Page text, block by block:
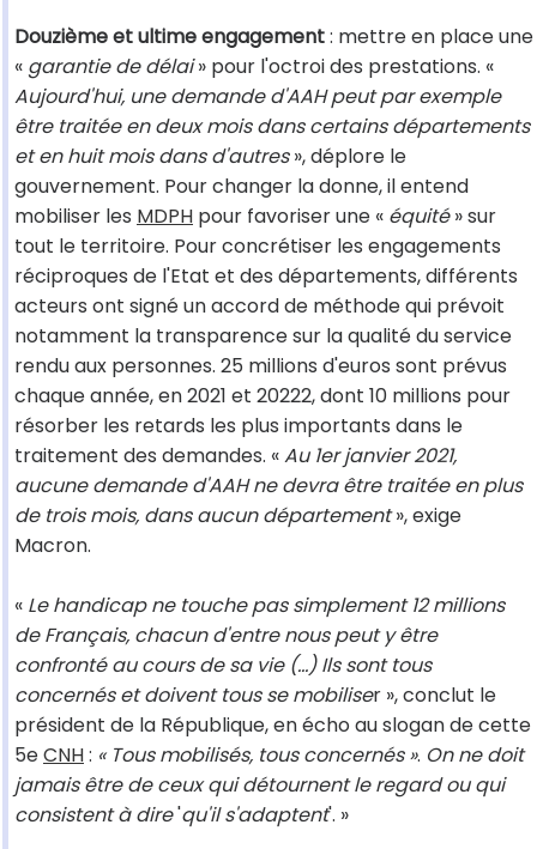
Douzième et ultime engagement: mettre en place une
« garantie de délai» pour l'octroi des prestations. «
Aujourd'hui, une demande d'AAH peut par exemple
être traitée en deux mois dans certains départements
et en huit mois dans d'autres», déplore le
gouvernement. Pour changer la donne, il entend
mobiliser les MDPH pour favoriser une « équité» sur
tout le territoire. Pour concrétiser les engagements
réciproques de l'Etat et des départements, différents
acteurs ont signé un accord de méthode qui prévoit
notamment la transparence sur la qualité du service
rendu aux personnes. 25 millions d'euros sont prévus
chaque année, en 2021 et 20222, dont 10 millions pour
résorber les retards les plus importants dans le
traitement des demandes. «Au 1er janvier 2021,
aucune demande d'AAH ne devra être traitée en plus
de trois mois, dans aucun département», exige
Macron.
« Le handicap ne touche pas simplement 12 millions
de Français, chacun d'entre nous peut y être
confronté au cours de sa vie (...) Ils sont tous
concernés et doivent tous se mobiliser », conclut le
président de la République, en écho au slogan de cette
5eCNH: « Tous mobilisés, tous concernés ». On ne doit
jamais être de ceux qui détournent le regard ou qui
consistent à dire'qu'il s'adaptent'. »